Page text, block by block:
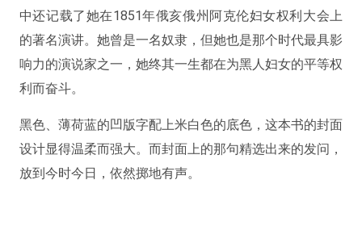
中还记载了她在1851年俄亥俄州阿克伦妇女权利大会上
的著名演讲。她曾是一名奴隶，但她也是那个时代最具影
响力的演说家之一，她终其一生都在为黑人妇女的平等权
利而奋斗。
黑色、薄荷蓝的凹版字配上米白色的底色，这本书的封面
设计显得温柔而强大。而封面上的那句精选出来的发问，
放到今时今日，依然掷地有声。